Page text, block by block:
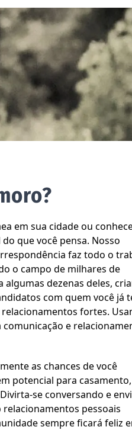
em sua cidade ou
que você pensa. Nosso
faz todo o
o campo de milhares de
algumas dezenas deles,
com quem você já
fortes.
e
as chances de você
potencial para casamento,
se conversando e
pessoais
sempre ficará feliz